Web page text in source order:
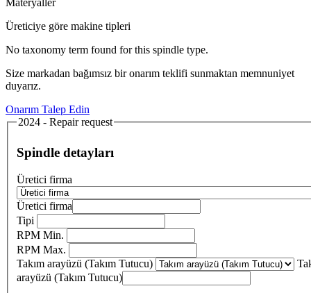
Üreticiye göre makine tipleri
No taxonomy term found for this spindle type.
Size markadan bağımsız bir onarım teklifi sunmaktan memnuniyet
duyarız.
Onarım Talep Edin
2024 - Repair request
Spindle detayları
Üretici firma
Üretici firma
Tipi
RPM Min.
RPM Max.
Takım arayüzü (Takım Tutucu)
arayüzü (Takım Tutucu)